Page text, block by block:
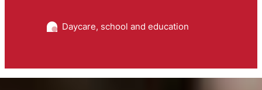
Daycare, school and education